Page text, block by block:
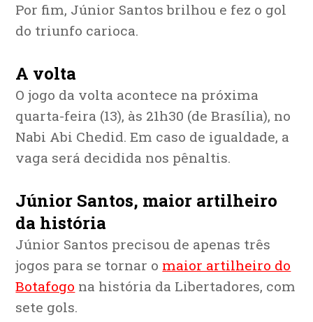
Por fim, Júnior Santos brilhou e fez o gol
do triunfo carioca.
A volta
O jogo da volta acontece na próxima
quarta-feira (13), às 21h30 (de Brasília), no
Nabi Abi Chedid. Em caso de igualdade, a
vaga será decidida nos pênaltis.
Júnior Santos, maior artilheiro
da história
Júnior Santos precisou de apenas três
jogos para se tornar o maior artilheiro do
Botafogo na história da Libertadores, com
sete gols.